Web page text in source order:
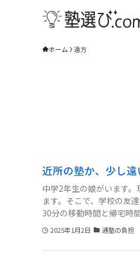
ホーム 遠方
近所の塾か、少し
中学2年生の娘がいます
ます。そこで、学校の友
30分の移動時間と帰宅時
子供が学びやすい環境を
か？
2025年1月2日 通塾の負担